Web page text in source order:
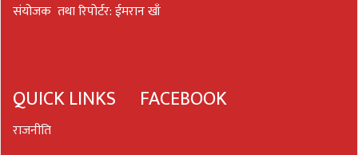
संयोजक तथा रिपोर्टर: ईमरान खाँ
QUICK LINKS
राजनीति
FACEBOOK